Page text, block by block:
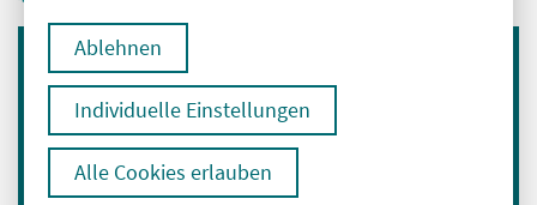
Ablehnen
Individuelle Einstellungen
Alle Cookies erlauben
Immer informiert bleiben
Melden Sie sich für unseren Newsletter an:
E-Mail-Adresse eingeben